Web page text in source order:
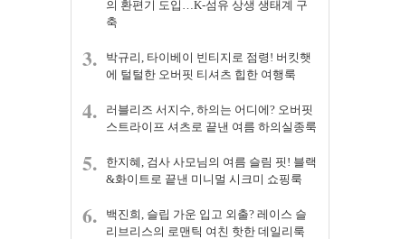
의 환편기 도입…K-섬유 상생 생태계 구
축
3.
박규리, 타이베이 빈티지로 점령! 버킷햇
에 털털한 오버핏 티셔츠 힙한 여행룩
4.
러블리즈 서지수, 하의는 어디에? 오버핏
스트라이프 셔츠로 끝낸 여름 하의실종룩
5.
한지혜, 검사 사모님의 여름 슬림 핏! 블랙
&화이트로 끝낸 미니멀 시크미 쇼핑룩
6.
백진희, 슬립 가운 입고 외출? 레이스 슬
리브리스의 로맨틱 여친 핫한 데일리룩